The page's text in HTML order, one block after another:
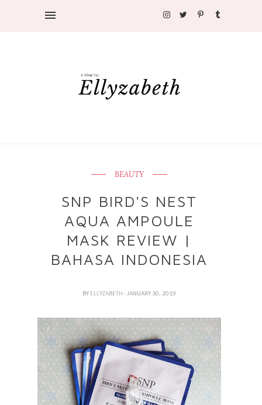
BEAUTY
SNP BIRD'S NEST
AQUA AMPOULE
MASK REVIEW |
BAHASA INDONESIA
BY ELLYZABETH - JANUARY 30, 2019